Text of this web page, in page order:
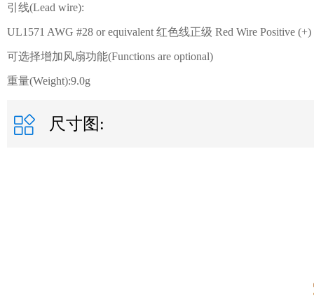
引线(Lead wire):
UL1571 AWG #28 or equivalent 红色线正级 Red Wire Positive
可选择增加风扇功能(Functions are optional)
重量(Weight):9.0g
尺寸图: